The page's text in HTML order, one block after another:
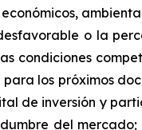
o la
condiciones
los próximos
de inversión y
del